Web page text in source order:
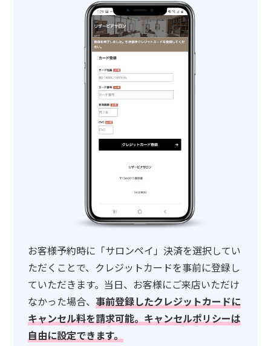
お客様予約時に「サロンペイ」決済を選択してい
ただくことで、クレジットカードを事前に登録し
ていただきます。当日、お客様にご来店いただけ
なかった場合、事前登録したクレジットカードに
キャンセル料を請求可能。キャンセルポリシーは
自由に設定できます。